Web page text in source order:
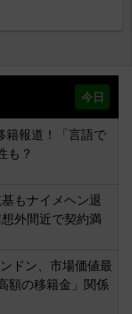
今日
籍報道！「言語で
も？
もナイメヘン退
外間近で契約満
ドン、市場価値最
額の移籍金」関係